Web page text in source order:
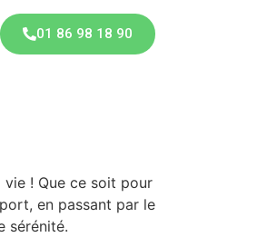
01 86 98 18 90
! Que ce soit pour
en passant par le
sérénité.